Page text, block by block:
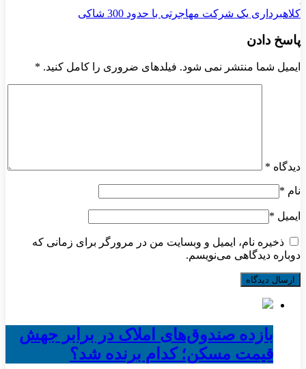
کلاهبرداری یک شرکت مهاجرتی با حدود 300 شاکی
پاسخ دادن
ایمیل شما منتشر نمی شود. فیلدهای ضروری را کامل کنید. *
دیدگاه *
نام *
ایمیل *
ذخیره نام، ایمیل و وبسایت من در مرورگر برای زمانی که
دوباره دیدگاهی می‌نویسم.
بازده صندوق‌های املاک در برابر جهش
قیمت مسکن؛ کدام برنده شد؟